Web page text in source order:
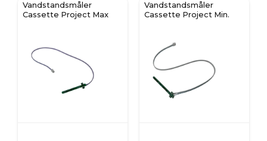
Vandstandsmåler
Cassette Project Max
Vandstandsmåler
Cassette Project Min.